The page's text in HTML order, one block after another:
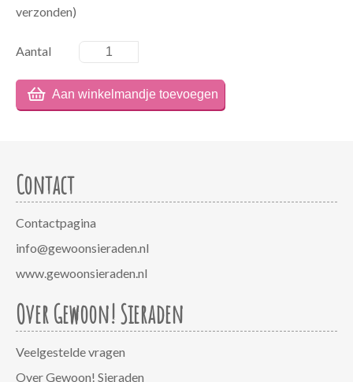
verzonden)
Aantal
Contact
Contactpagina
info@gewoonsieraden.nl
www.gewoonsieraden.nl
Over Gewoon! Sieraden
Veelgestelde vragen
Over Gewoon! Sieraden